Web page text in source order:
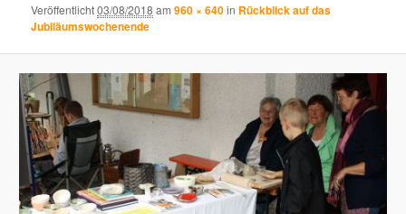
Veröffentlicht03/08/2018 am960 × 640in Rückblick auf das
Jubiläumswochenende